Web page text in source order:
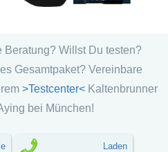
Beratung? Willst Du testen?
Gesamtpaket? Vereinbare
>Testcenter< Kaltenbrunner
bei München!
Laden